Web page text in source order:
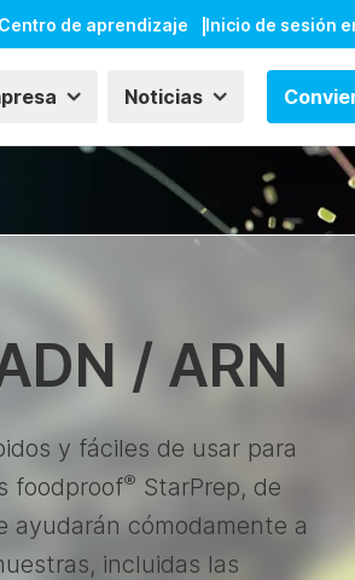
Centro de aprendizaje Inicio de sesión
Noticias
/ ARN
y fáciles de usar para
foodproof® StarPrep, de
ayudarán cómodamente a
incluidas las